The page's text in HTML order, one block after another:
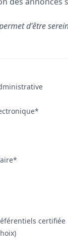
d'être
certifiée